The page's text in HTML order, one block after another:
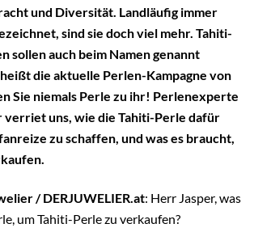
und Diversität. Landläufig immer
sind sie doch viel mehr. Tahiti-
sollen auch beim Namen genannt
die aktuelle Perlen-Kampagne von
Sie niemals Perle zu ihr! Perlenexperte
verriet uns, wie die Tahiti-Perle dafür
zu schaffen, und was es braucht,
/ DERJUWELIER.at: Herr Jasper, was
um Tahiti-Perle zu verkaufen?